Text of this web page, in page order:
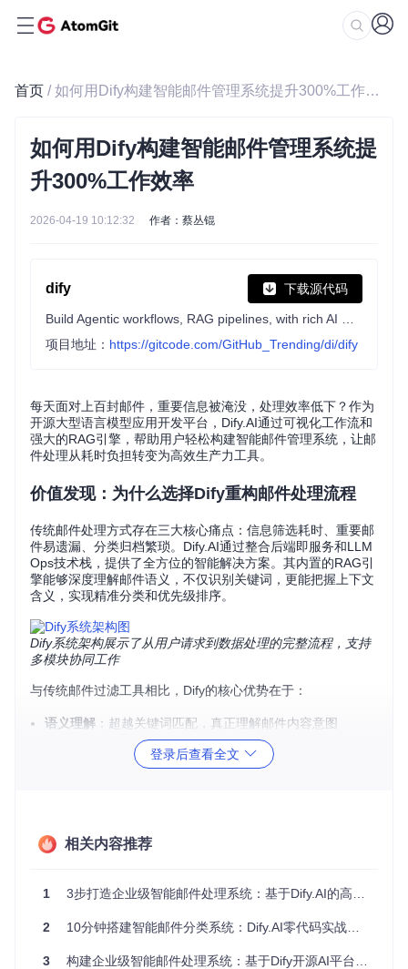
首页 / 如何用Dify构建智能邮件管理系统提升300%工作效率
如何用Dify构建智能邮件管理系统提
升300%工作效率
2026-04-19 10:12:32 作者：蔡丛锟
dify 下载源代码
项目地址： https://gitcode.com/GitHub_Trending/di/dify
每天面对上百封邮件，重要信息被淹没，处理效率低下？作为
开源大型语言模型应用开发平台，Dify.AI通过可视化工作流和
强大的RAG引擎，帮助用户轻松构建智能邮件管理系统，让邮
件处理从耗时负担转变为高效生产力工具。
价值发现：为什么选择Dify重构邮件处理流程
传统邮件处理方式存在三大核心痛点：信息筛选耗时、重要邮
件易遗漏、分类归档繁琐。Dify.AI通过整合后端即服务和LLM
Ops技术栈，提供了全方位的智能解决方案。其内置的RAG引
擎能够深度理解邮件语义，不仅识别关键词，更能把握上下文
含义，实现精准分类和优先级排序。
Dify系统架构展示了从用户请求到数据处理的完整流程，支持
多模块协同工作
与传统邮件过滤工具相比，Dify的核心优势在于：
语义理解 ：超越关键词匹配，真正理解邮件内容意图
：拖拽式节点设计，零代码构建复杂处理逻辑
：兼容主流开源和商业AI模型，灵活应对不同需
实施路径：从零开始构建智能邮件管理系统
首先需要部署Dify系统环境，推荐使用Docker Compose进行
git clone
登录后查看全文
相关内容推荐
1 3步打造企业级智能邮件处理系统：基于Dify.AI的高效解决方案
2 10分钟搭建智能邮件分类系统：Dify.AI零代码实战指南
3 构建企业级智能邮件处理系统：基于Dify开源AI平台的自动化解决方案